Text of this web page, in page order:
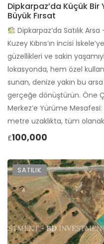
Dipkarpaz’da Küçük Bir
Büyük Fırsat
Dipkarpaz’da Satılık Arsa
Kuzey Kıbrıs’ın incisi
güzellikleri ve sakin
lokasyonda, hem özel
sunan, denize yakın bu
gerçeğe dönüştürün. Öne
Merkez’e Yürüme
metre uzaklıkta, tüm
£100,000
SATILIK